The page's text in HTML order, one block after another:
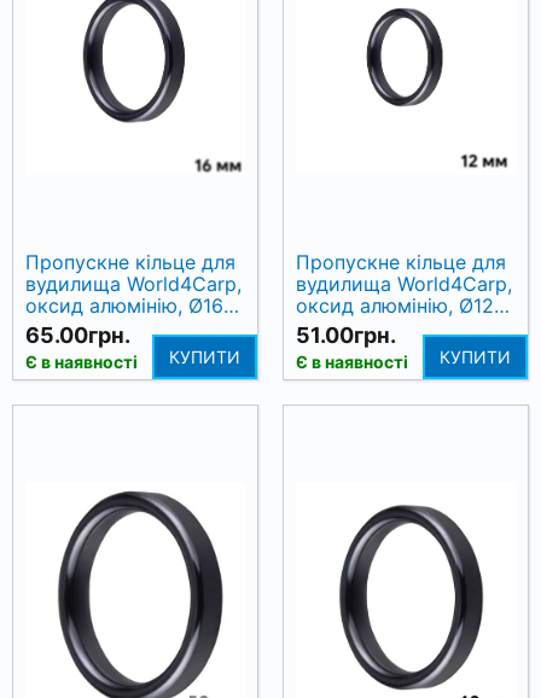
Пропускне кільце для
вудилища World4Carp,
оксид алюмінію, Ø16
мм
65.00грн.
Є в наявності КУПИТИ
Пропускне кільце для
вудилища World4Carp,
оксид алюмінію, Ø12
мм
51.00грн.
Є в наявності КУПИТИ